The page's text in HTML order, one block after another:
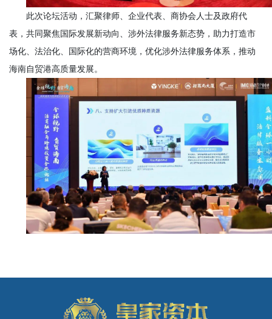
此次论坛活动，汇聚律师、企业代表、商协会人士及政府代
表，共同聚焦国际发展新动向、涉外法律服务新态势，助力打造市
场化、法治化、国际化的营商环境，优化涉外法律服务体系，推动
海南自贸港高质量发展。